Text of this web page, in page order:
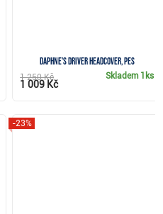
Daphne's driver headcover, pes
Skladem 1ks
1 250 Kč
1 009 Kč
-23%